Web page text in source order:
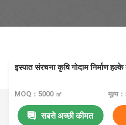
इस्पात संरचना कृषि गोदाम निर्माण
MOQ：5000 ㎡ मूल्य
सबसे अच्छी कीमत